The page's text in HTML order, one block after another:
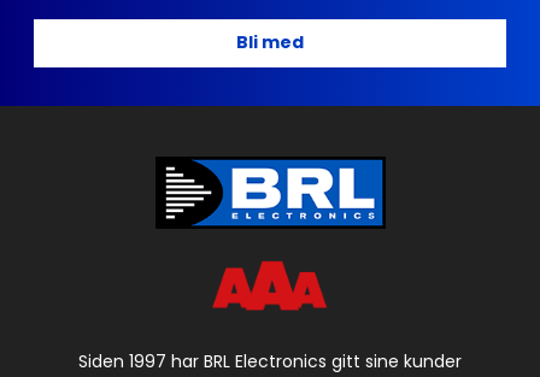
Bli med
Siden 1997 har BRL Electronics gitt sine kunder